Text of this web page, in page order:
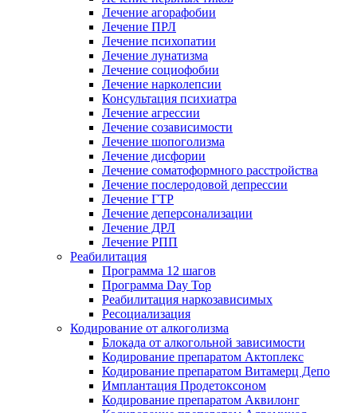
Лечение агорафобии
Лечение ПРЛ
Лечение психопатии
Лечение лунатизма
Лечение социофобии
Лечение нарколепсии
Консультация психиатра
Лечение агрессии
Лечение созависимости
Лечение шопоголизма
Лечение дисфории
Лечение соматоформного расстройства
Лечение послеродовой депрессии
Лечение ГТР
Лечение деперсонализации
Лечение ДРЛ
Лечение РПП
Реабилитация
Программа 12 шагов
Программа Day Top
Реабилитация наркозависимых
Ресоциализация
Кодирование от алкоголизма
Блокада от алкогольной зависимости
Кодирование препаратом Актоплекс
Кодирование препаратом Витамерц Депо
Имплантация Продетоксоном
Кодирование препаратом Аквилонг